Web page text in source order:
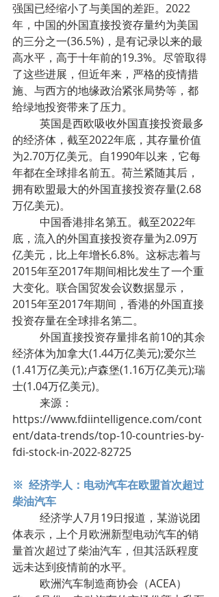
强国已经缩小了与美国的差距。2022
年，中国的外国直接投资存量约为美国
的三分之一(36.5%)，是有记录以来的最
高水平，高于十年前的19.3%。尽管取得
了这些进展，但近年来，严格的疫情措
施、与西方的地缘政治紧张局势等，都
给绿地投资带来了压力。
的经济体，截至2022年底，其存量价值
为2.70万亿美元。自1990年以来，它每
年都在全球排名前五。荷兰紧随其后，
拥有欧盟最大的外国直接投资存量(2.68
万亿美元)。
底，流入的外国直接投资存量为2.09万
亿美元，比上年增长6.8%。这标志着与
2015年至2017年期间相比发生了一个重
大变化。联合国贸发会议数据显示，
2015年至2017年期间，香港的外国直接
投资存量在全球排名第二。
经济体为加拿大(1.44万亿美元);爱尔兰
(1.41万亿美元);卢森堡(1.16万亿美元);瑞
士(1.04万亿美元)。
https://www.fdiintelligence.com/cont
ent/data-trends/top-10-countries-by-
fdi-stock-in-2022-82725
※  经济学人：电动汽车在欧盟首次超过
柴油汽车
体表示，上个月欧洲新型电动汽车的销
量首次超过了柴油汽车，但其活跃程度
远未达到疫情前的水平。